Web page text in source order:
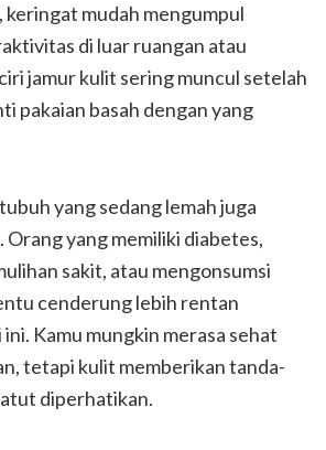
mudah mengumpul
di luar ruangan atau
jamur kulit sering muncul setelah
pakaian basah dengan yang
yang sedang lemah juga
yang memiliki diabetes,
sakit, atau mengonsumsi
cenderung lebih rentan
Kamu mungkin merasa sehat
tetapi kulit memberikan tanda-
diperhatikan.